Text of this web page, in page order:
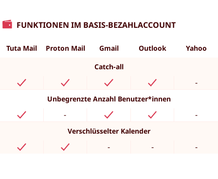
FUNKTIONEN IM BASIS-BEZAHLACCOUNT
Tuta Mail Proton Mail Gmail Outlook
Yahoo
Catch-all
-
Unbegrenzte Anzahl Benutzer*innen
- -
Verschlüsselter Kalender
- - -